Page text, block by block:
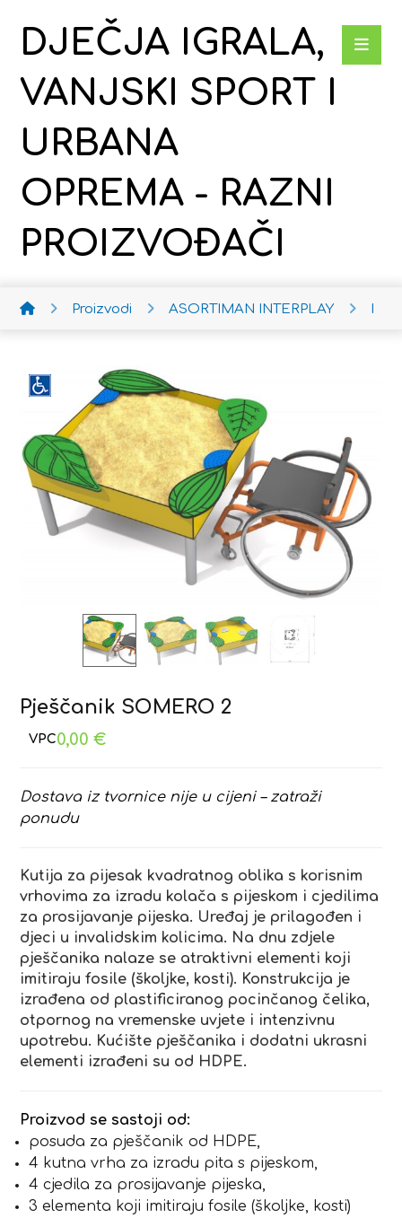
DJEČJA IGRALA,
VANJSKI SPORT I
URBANA
OPREMA - RAZNI
PROIZVOĐAČI
Proizvodi ASORTIMAN INTERPLAY
Pješčanik SOMERO 2
0,00€
Dostava iz tvornice nije u cijeni – zatraži
ponudu
Kutija za pijesak kvadratnog oblika s korisnim
vrhovima za izradu kolača s pijeskom i cjedilima
za prosijavanje pijeska. Uređaj je prilagođen i
djeci u invalidskim kolicima. Na dnu zdjele
pješčanika nalaze se atraktivni elementi koji
imitiraju fosile (školjke, kosti). Konstrukcija je
izrađena od plastificiranog pocinčanog čelika,
otpornog na vremenske uvjete i intenzivnu
upotrebu. Kućište pješčanika i dodatni ukrasni
elementi izrađeni su od HDPE.
Proizvod se sastoji od:
posuda za pješčanik od HDPE,
4 kutna vrha za izradu pita s pijeskom,
4 cjedila za prosijavanje pijeska,
3 elementa koji imitiraju fosile (školjke, kosti)